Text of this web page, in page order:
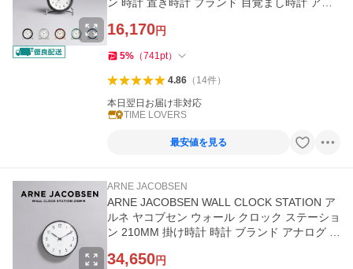
16,170円
5% （741pt）
4.86（ 14件）
本日翌日お届け非対応
TIME LOVERS
最安値を見る
ARNE JACOBSEN
ARNE JACOBSEN WALL CLOCK STATION ア
ルネ ヤコブセン ウォール クロック ステーショ
ン 210MM 掛け時計 時計 ブランド アナログ 壁
34,650円